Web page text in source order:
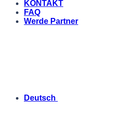
KONTAKT
FAQ
Werde Partner
Deutsch